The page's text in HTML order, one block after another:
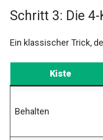
Schritt 3: Die
Ein klassischer Trick,
Kiste
Behalten